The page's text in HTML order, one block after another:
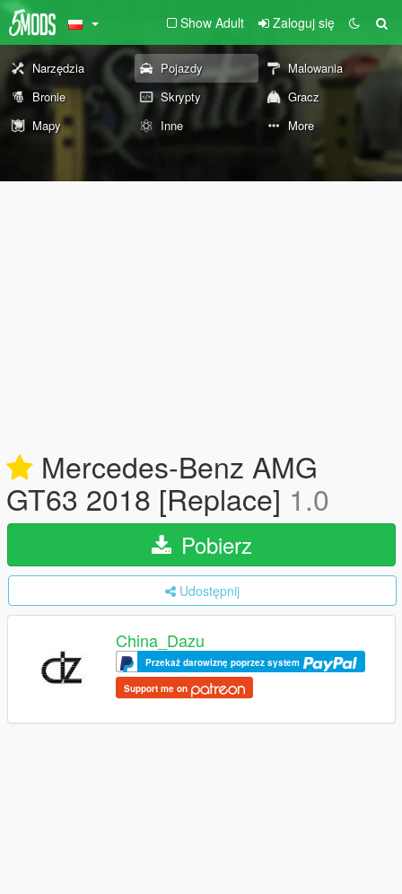
Show Adult Zaloguj się
Narzędzia Pojazdy
Malowania
Bronie
Skrypty
Gracz
Mapy
Inne More
Mercedes-Benz AMG
GT63 2018 [Replace] 1.0
Pobierz
Udostępnij
China_Dazu
Przekaż darowiznę poprzez system
Support me on